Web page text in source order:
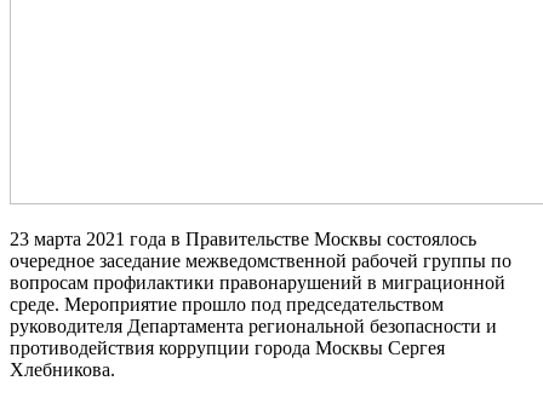
23 марта 2021 года в Правительстве Москвы состоялось
очередное заседание межведомственной рабочей группы по
вопросам профилактики правонарушений в миграционной
среде. Мероприятие прошло под председательством
руководителя Департамента региональной безопасности и
противодействия коррупции города Москвы Сергея
Хлебникова.